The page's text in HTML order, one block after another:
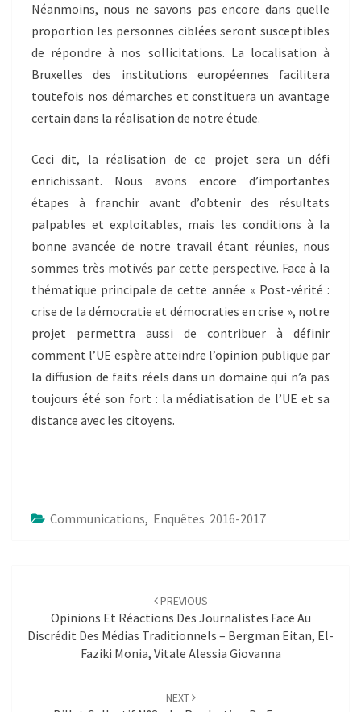
Néanmoins, nous ne savons pas encore dans quelle
proportion les personnes ciblées seront susceptibles
de répondre à nos sollicitations. La localisation à
Bruxelles des institutions européennes facilitera
toutefois nos démarches et constituera un avantage
certain dans la réalisation de notre étude.
Ceci dit, la réalisation de ce projet sera un défi
enrichissant. Nous avons encore d’importantes
étapes à franchir avant d’obtenir des résultats
palpables et exploitables, mais les conditions à la
bonne avancée de notre travail étant réunies, nous
sommes très motivés par cette perspective. Face à la
thématique principale de cette année « Post-vérité :
crise de la démocratie et démocraties en crise », notre
projet permettra aussi de contribuer à définir
comment l’UE espère atteindre l’opinion publique par
la diffusion de faits réels dans un domaine qui n’a pas
toujours été son fort : la médiatisation de l’UE et sa
distance avec les citoyens.
Communications, Enquêtes 2016-2017
PREVIOUS
Opinions Et Réactions Des Journalistes Face Au
Discrédit Des Médias Traditionnels – Bergman Eitan, El-
Faziki Monia, Vitale Alessia Giovanna
NEXT